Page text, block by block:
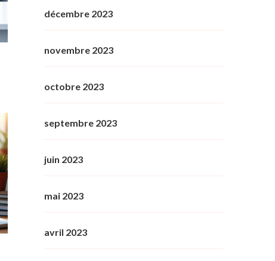
décembre 2023
novembre 2023
octobre 2023
septembre 2023
juin 2023
mai 2023
avril 2023